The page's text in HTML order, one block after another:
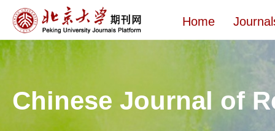
Home
Chinese Journal of